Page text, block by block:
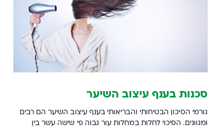
סכנות בענף עיצוב השיער
גורמי הסיכון הבטיחותי והבריאותי בענף עיצוב השיער הם רבים
ומגוונים. הסיכוי לחלות במחלות עור גבוה פי שישה עשר בין